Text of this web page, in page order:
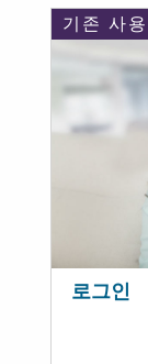
기존 사
로그인